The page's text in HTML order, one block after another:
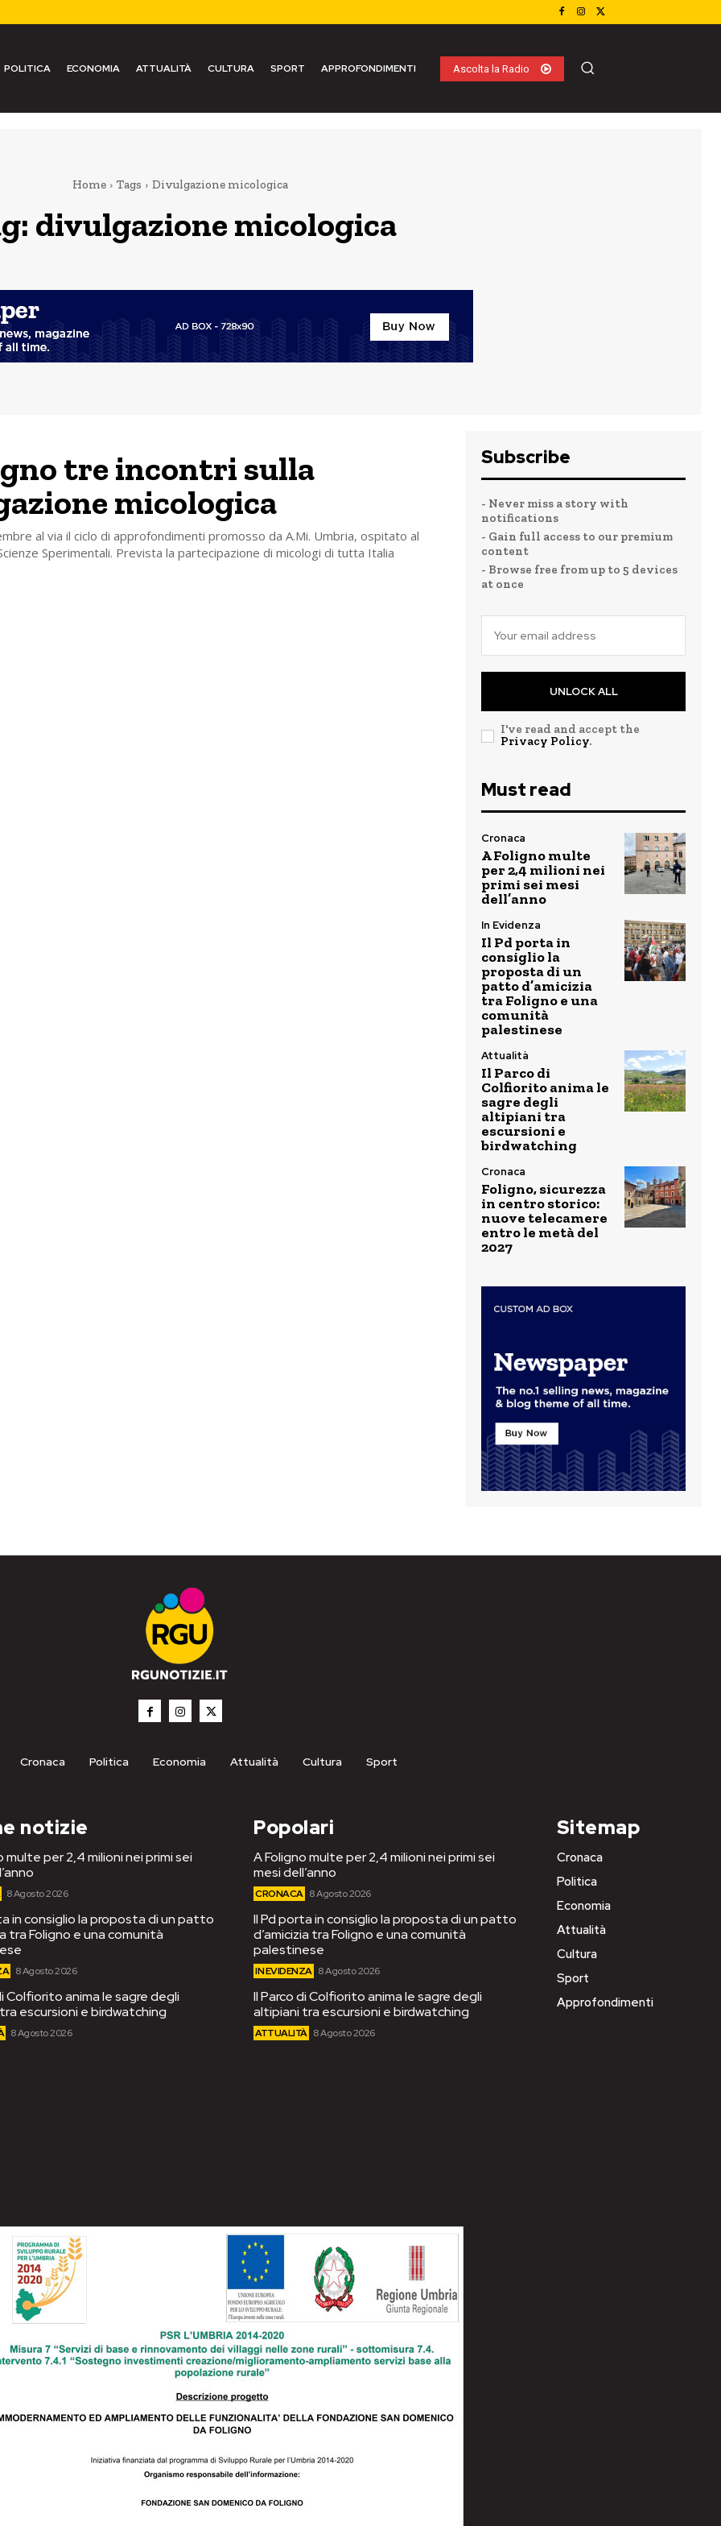
POLITICA ECONOMIA ATTUALITÀ CULTURA SPORT APPROFONDIMENTI Ascolta la Radio
Home Tags Divulgazione micologica
divulgazione micologica
tre incontri sulla
micologica
al via il ciclo di approfondimenti promosso da A.Mi. Umbria, ospitato al
Sperimentali. Prevista la partecipazione di micologi di tutta Italia
Subscribe
- Never miss a story with
notifications
- Gain full access to our premium
content
- Browse free from up to 5 devices
at once
UNLOCK ALL
I've read and accept the
Privacy Policy.
Must read
Cronaca
A Foligno multe
per 2,4 milioni nei
primi sei mesi
dell’anno
In Evidenza
Il Pd porta in
consiglio la
proposta di un
patto d’amicizia
tra Foligno e una
comunità
palestinese
Attualità
Il Parco di
Colfiorito anima le
sagre degli
altipiani tra
escursioni e
birdwatching
Cronaca
Foligno, sicurezza
in centro storico:
nuove telecamere
entro le metà del
2027
Cronaca Politica Economia Attualità Cultura Sport
notizie
multe per 2,4 milioni nei primi sei
8 Agosto 2026
in consiglio la proposta di un patto
tra Foligno e una comunità
8 Agosto 2026
Colfiorito anima le sagre degli
escursioni e birdwatching
8 Agosto 2026
Popolari
A Foligno multe per 2,4 milioni nei primi sei
mesi dell’anno
CRONACA 8 Agosto 2026
Il Pd porta in consiglio la proposta di un patto
d’amicizia tra Foligno e una comunità
palestinese
IN EVIDENZA 8 Agosto 2026
Il Parco di Colfiorito anima le sagre degli
altipiani tra escursioni e birdwatching
ATTUALITÀ 8 Agosto 2026
Sitemap
Cronaca
Politica
Economia
Attualità
Cultura
Sport
Approfondimenti